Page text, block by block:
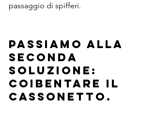
passaggio di spifferi.
Passiamo alla
seconda
soluzione :
coibentare il
cassonetto.